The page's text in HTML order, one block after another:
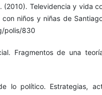
(2010). Televidencia y vida
niños y niñas de
polis/830
Fragmentos de una
lo político. Estrategias,